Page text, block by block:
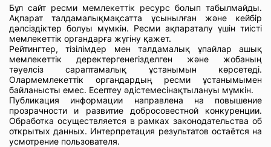
Бұл сайт ресми мемлекеттік ресурс болып табылмайды.
Ақпарат талдамалықмақсатта ұсынылған және кейбір
дәлсіздіктер болуы мүмкін. Ресми ақпараталу үшін тиісті
мемлекеттік органдарға жүгіну қажет.
Рейтингтер, тізілімдер мен талдамалық ұпайлар ашық
мемлекеттік деректергенегізделген және жобаның
тәуелсіз сараптамалық ұстанымын көрсетеді.
Олармемлекеттік органдардың ресми ұстанымымен
байланысты емес. Есептеу әдістемесінақтылануы мүмкін.
Публикация информации направлена на повышение
прозрачности и развитие добросовестной конкуренции.
Обработка осуществляется в рамках законодательства об
открытых данных. Интерпретация результатов остаётся на
усмотрение пользователя.